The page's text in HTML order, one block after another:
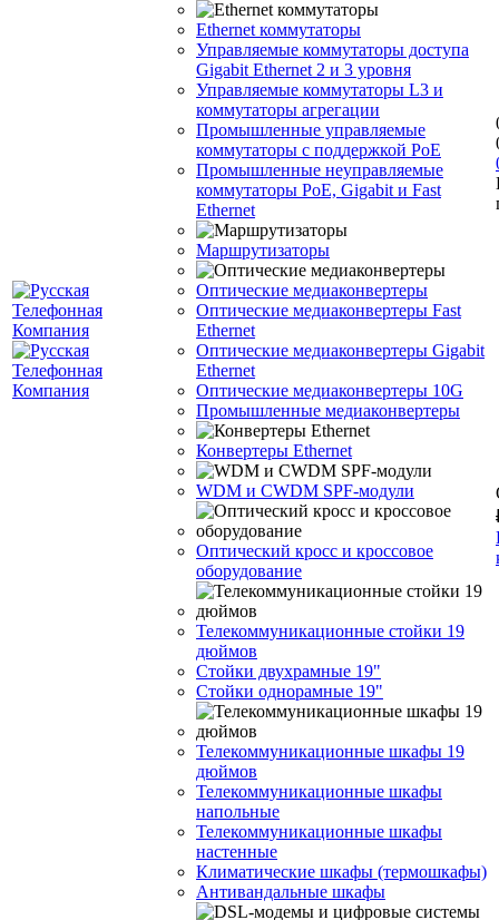
Ethernet коммутаторы
Управляемые коммутаторы доступа
Gigabit Ethernet 2 и 3 уровня
Управляемые коммутаторы L3 и
коммутаторы агрегации
Промышленные управляемые
коммутаторы с поддержкой PoE
Промышленные неуправляемые
коммутаторы PoE, Gigabit и Fast
Ethernet
Маршрутизаторы
Оптические медиаконвертеры
Оптические медиаконвертеры Fast
Ethernet
Оптические медиаконвертеры Gigabit
Ethernet
Оптические медиаконвертеры 10G
Промышленные медиаконвертеры
Конвертеры Ethernet
WDM и CWDM SPF-модули
Оптический кросс и кроссовое
оборудование
Телекоммуникационные стойки 19
дюймов
Стойки двухрамные 19"
Стойки однорамные 19"
Телекоммуникационные шкафы 19
дюймов
Телекоммуникационные шкафы
напольные
Телекоммуникационные шкафы
настенные
Климатические шкафы (термошкафы)
Антивандальные шкафы